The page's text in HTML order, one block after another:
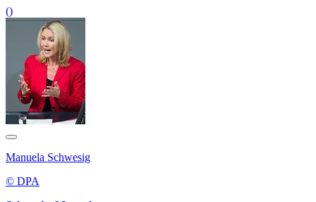
()
Manuela Schwesig
© DPA